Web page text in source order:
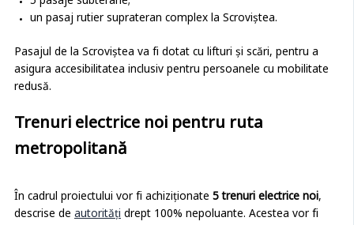
5 pasaje subterane;
un pasaj rutier suprateran complex la Scroviștea.
Pasajul de la Scroviștea va fi dotat cu lifturi și scări, pentru a
asigura accesibilitatea inclusiv pentru persoanele cu mobilitate
redusă.
Trenuri electrice noi pentru ruta
metropolitană
În cadrul proiectului vor fi achiziționate 5 trenuri electrice noi,
descrise de autorități drept 100% nepoluante. Acestea vor fi